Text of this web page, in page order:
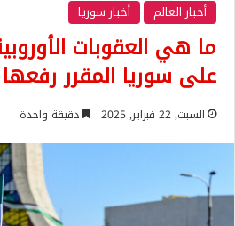
أخبار العالم
أخبار سوريا
ما هي العقوبات
على سوريا المقرر رفعها
السبت, 22 فبراير, 2025 دقيقة واحدة